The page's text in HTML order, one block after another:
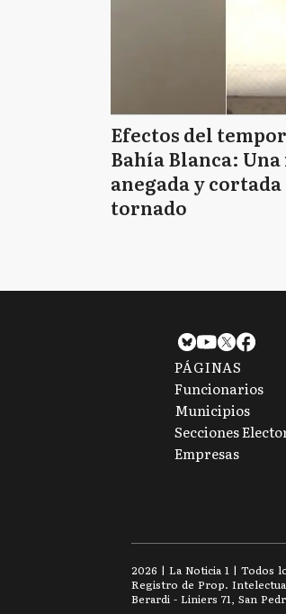
Efectos del
Bahía Blanca:
anegada y cortada
tornado
PÁGINAS
Funcionarios
Municipios
Secciones
Empresas
2026 | La Noticia 1 | Todos
Registro de Prop.
Berardi - Liniers 71, San